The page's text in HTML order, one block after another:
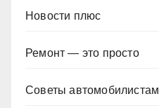
Новости плюс
Ремонт — это просто
Советы автомобилистам